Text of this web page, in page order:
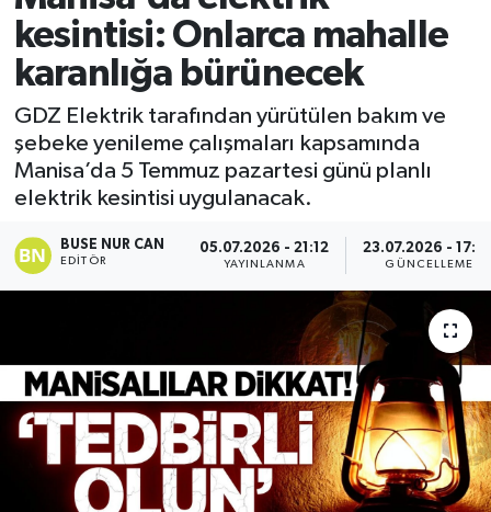
kesintisi: Onlarca mahalle
karanlığa bürünecek
GDZ Elektrik tarafından yürütülen bakım ve
şebeke yenileme çalışmaları kapsamında
Manisa’da 5 Temmuz pazartesi günü planlı
elektrik kesintisi uygulanacak.
BUSE NUR CAN
EDITÖR
05.07.2026 - 21:12
YAYINLANMA
23.07.2026 -
GÜNCELLEME
RESMİ İLAN
BİLİM VE TEKNOLOJİ
RESMİ İLAN
Tarih
Çevre
Dünya
Künye
SPOR
Vefat